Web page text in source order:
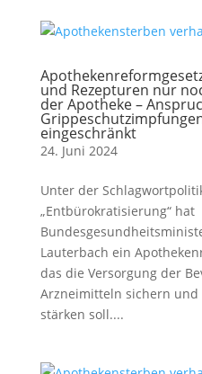
und Rezepturen nur
der Apotheke –
eingeschränkt
24. Juni 2024
Unter der
„Entbürokratisierung“ hat
Lauterbach ein
das die Versorgung der
Arzneimitteln sichern und
stärken soll....